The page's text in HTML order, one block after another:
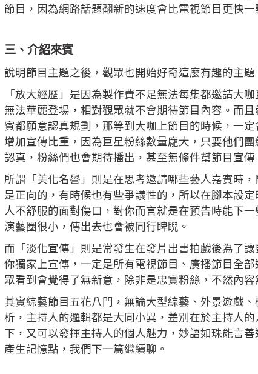
節目，因為網路話題翻新的速度會比電視節目更快一
三、介紹來賓
說明節目主題之後，觀眾也開始好奇這麼有趣的主
「放大經歷」是因為製作費不足無法每集都邀請大
無法華麗登場，相對觀眾就不會期待節目內容。而
賓都願意認真規劃，那等到大咖上節目的時候，一
增加宣傳比重，因為巨星粉絲數量龐大，只要他們
認真，粉絲們也會期待播出，甚至無條件幫節目宣
所謂「美化名譽」則是在思考邀請哪些藝人嘉賓時
是正向的，有時候也有些爭議性的，所以在腳本設
人不舒服的面對傷口，對你而言就是在預告時能下
演藝圈很小，傳出去也會被同行睥睨。
而「淡化宣傳」則是常發生在發片出書拍戲後為了
你獨家上宣傳，一定是所有電視節目、廣播節目全
眾看到會覺得了無新意，除非是忠實粉絲，不然內
其實綜藝節目五花八門，無論大型綜藝、外景遊戲
析，主持人的邏輯都是大同小異，差別在於主持人
下，又可以發揮主持人的個人魅力，妙語如珠能言
產生記憶點，我們下一篇繼續聊。